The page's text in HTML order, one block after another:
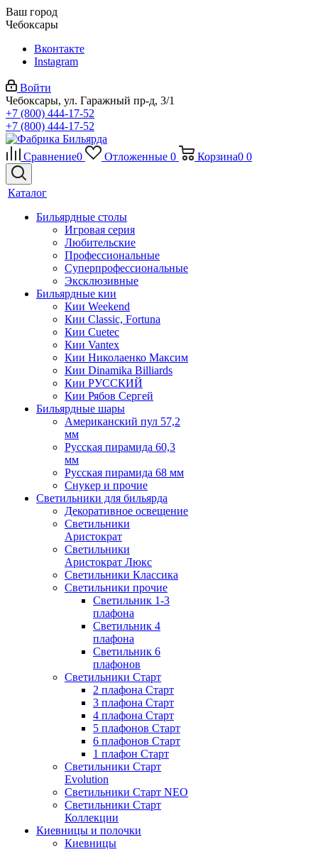
Ваш город
Чебоксары
Вконтакте
Instagram
Войти
Чебоксары, ул. Гаражный пр-д, 3/1
+7 (800) 444-17-52
+7 (800) 444-17-52
Сравнение0 Отложенные 0 Корзина0 0
Каталог
Бильярдные столы
Игровая серия
Любительские
Профессиональные
Суперпрофессиональные
Эксклюзивные
Бильярдные кии
Кии Weekend
Кии Classic, Fortuna
Кии Cuetec
Кии Vantex
Кии Николаенко Максим
Кии Dinamika Billiards
Кии РУССКИЙ
Кии Рябов Сергей
Бильярдные шары
Американский пул 57,2
мм
Русская пирамида 60,3
мм
Русская пирамида 68 мм
Снукер и прочие
Светильники для бильярда
Декоративное освещение
Светильники
Аристократ
Светильники
Аристократ Люкс
Светильники Классика
Светильники прочие
Светильник 1-3
плафона
Светильник 4
плафона
Светильник 6
плафонов
Светильники Старт
2 плафона Старт
3 плафона Старт
4 плафона Старт
5 плафонов Старт
6 плафонов Старт
1 плафон Старт
Светильники Старт
Evolution
Светильники Старт NEO
Светильники Старт
Коллекции
Киевницы и полочки
Киевницы